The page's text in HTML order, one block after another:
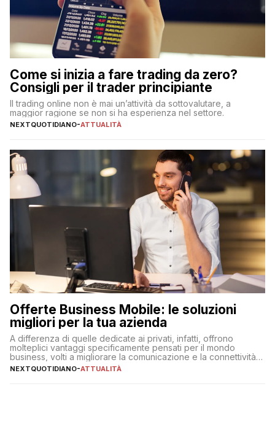
Come si inizia a fare trading da zero?
Consigli per il trader principiante
Il trading online non è mai un’attività da sottovalutare, a
maggior ragione se non si ha esperienza nel settore.
NEXTQUOTIDIANO-ATTUALITÀ
Offerte Business Mobile: le soluzioni
migliori per la tua azienda
A differenza di quelle dedicate ai privati, infatti, offrono
molteplici vantaggi specificamente pensati per il mondo
business, volti a migliorare la comunicazione e la connettività
degli utenti
NEXTQUOTIDIANO-ATTUALITÀ